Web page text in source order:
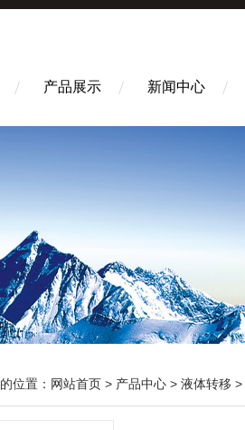
产品展示 新闻中心
位置： 网站首页 > 产品中心 > 液体转移 >